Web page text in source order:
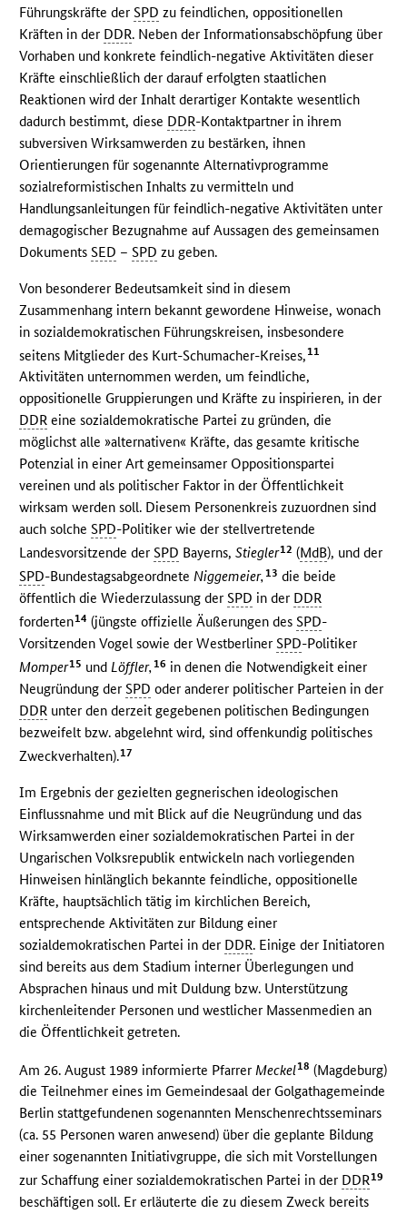
Führungskräfte derSPD zu feindlichen, oppositionellen
Kräften in der DDR. Neben der Informationsabschöpfung über
Vorhaben und konkrete feindlich-negative Aktivitäten dieser
Kräfte einschließlich der darauf erfolgten staatlichen
Reaktionen wird der Inhalt derartiger Kontakte wesentlich
dadurch bestimmt, diese DDR-Kontaktpartner in ihrem
subversiven Wirksamwerden zu bestärken, ihnen
Orientierungen für sogenannte Alternativprogramme
sozialreformistischen Inhalts zu vermitteln und
Handlungsanleitungen für feindlich-negative Aktivitäten unter
demagogischer Bezugnahme auf Aussagen des gemeinsamen
DokumentsSED –SPD zu geben.
Von besonderer Bedeutsamkeit sind in diesem
Zusammenhang intern bekannt gewordene Hinweise, wonach
in sozialdemokratischen Führungskreisen, insbesondere
seitens Mitglieder des Kurt-Schumacher-Kreises,11
Aktivitäten unternommen werden, um feindliche,
oppositionelle Gruppierungen und Kräfte zu inspirieren, in der
DDR eine sozialdemokratische Partei zu gründen, die
möglichst alle »alternativen« Kräfte, das gesamte kritische
Potenzial in einer Art gemeinsamer Oppositionspartei
vereinen und als politischer Faktor in der Öffentlichkeit
wirksam werden soll. Diesem Personenkreis zuzuordnen sind
auch solcheSPD-Politiker wie der stellvertretende
Landesvorsitzende derSPD Bayerns,Stiegler12 (MdB), und der
SPD-BundestagsabgeordneteNiggemeier,13 die beide
öffentlich die Wiederzulassung derSPD in der DDR
forderten14 (jüngste offizielle Äußerungen desSPD-
Vorsitzenden Vogel sowie der WestberlinerSPD-Politiker
Momper15 und Löffler, 16 in denen die Notwendigkeit einer
Neugründung derSPD oder anderer politischer Parteien in der
DDR unter den derzeit gegebenen politischen Bedingungen
bezweifelt bzw. abgelehnt wird, sind offenkundig politisches
Zweckverhalten).17
Im Ergebnis der gezielten gegnerischen ideologischen
Einflussnahme und mit Blick auf die Neugründung und das
Wirksamwerden einer sozialdemokratischen Partei in der
Ungarischen Volksrepublik entwickeln nach vorliegenden
Hinweisen hinlänglich bekannte feindliche, oppositionelle
Kräfte, hauptsächlich tätig im kirchlichen Bereich,
entsprechende Aktivitäten zur Bildung einer
sozialdemokratischen Partei in der DDR. Einige der Initiatoren
sind bereits aus dem Stadium interner Überlegungen und
Absprachen hinaus und mit Duldung bzw. Unterstützung
kirchenleitender Personen und westlicher Massenmedien an
die Öffentlichkeit getreten.
Am 26. August 1989 informierte Pfarrer Meckel18 (Magdeburg)
die Teilnehmer eines im Gemeindesaal der Golgathagemeinde
Berlin stattgefundenen sogenannten Menschenrechtsseminars
(ca. 55 Personen waren anwesend) über die geplante Bildung
einer sogenannten Initiativgruppe, die sich mit Vorstellungen
zur Schaffung einer sozialdemokratischen Partei in der DDR19
beschäftigen soll. Er erläuterte die zu diesem Zweck bereits